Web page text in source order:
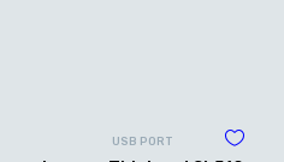
USB PORT